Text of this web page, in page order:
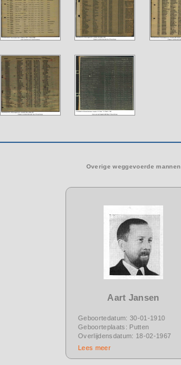
Overige weggevoerde mannen
Aart Jansen
Geboortedatum: 30-01-1910
Geboorteplaats: Putten
Overlijdensdatum: 18-02-1967
Lees meer